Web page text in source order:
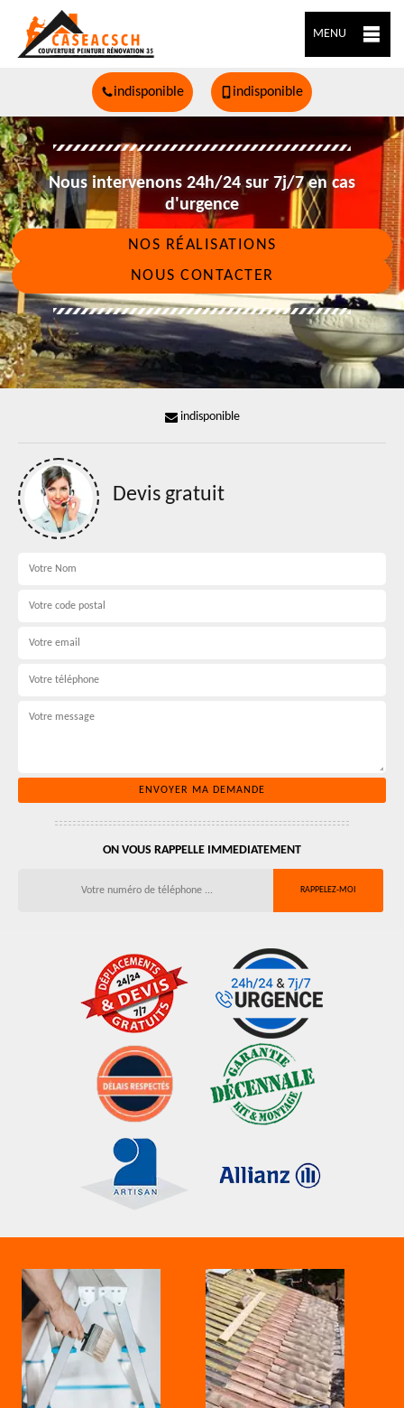
MENU
indisponible indisponible
Nous intervenons 24h/24 sur 7j/7 en cas
d'urgence
NOS RÉALISATIONS
NOUS CONTACTER
indisponible
Devis gratuit
ON VOUS RAPPELLE IMMEDIATEMENT